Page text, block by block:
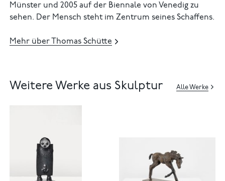
Münster und 2005 auf der Biennale von Venedig zu
sehen. Der Mensch steht im Zentrum seines Schaffens.
Mehr über Thomas Schütte
Weitere Werke aus Skulptur Alle Werke